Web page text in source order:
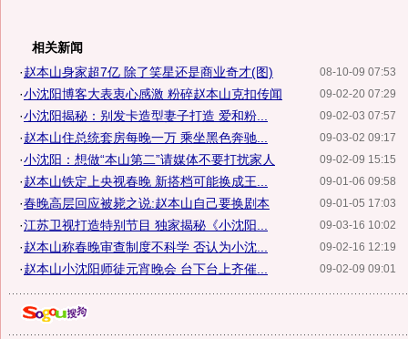
相关新闻
08-10-09 07:53
·赵本山身家超7亿 除了笑星还是商业奇才(图)
09-02-20 07:29
·小沈阳博客大表衷心感激 粉碎赵本山克扣传闻
09-02-03 07:57
·小沈阳揭秘：别发卡造型妻子打造 爱和粉...
09-03-02 09:17
·赵本山住总统套房每晚一万 乘坐黑色奔驰...
09-02-09 15:15
·小沈阳：想做“本山第二”请媒体不要打扰家人
09-01-06 09:58
·赵本山铁定上央视春晚 新搭档可能换成王...
09-01-05 17:03
·春晚高层回应被毙之说:赵本山自己要换剧本
09-03-16 10:02
·江苏卫视打造特别节目 独家揭秘《小沈阳...
09-02-16 12:19
·赵本山称春晚审查制度不科学 否认为小沈...
09-02-09 09:01
·赵本山小沈阳师徒元宵晚会 台下台上齐催...